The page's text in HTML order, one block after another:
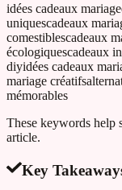
idées cadeaux mariage
uniquescadeaux
comestiblescadeaux
écologiquescadeaux
diyidées cadeaux
mariage créatifs
mémorables
These keywords help
article.
Key